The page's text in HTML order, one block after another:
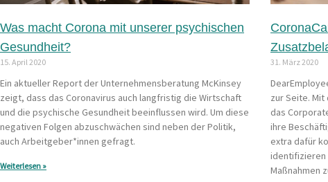
Was macht Corona mit unserer psychischen
Gesundheit?
15. April 2020
Ein aktueller Report der Unternehmensberatung McKinsey
zeigt, dass das Coronavirus auch langfristig die Wirtschaft
und die psychische Gesundheit beeinflussen wird. Um diese
negativen Folgen abzuschwächen sind neben der Politik,
auch Arbeitgeber*innen gefragt.
Weiterlesen »
31. März 2020
zur Seite.
das
ihre
extra dafür
identifizieren
Maßnahmen